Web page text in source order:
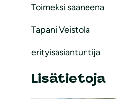
Toimeksi saaneena
Tapani Veistola
erityisasiantuntija
Lisätietoja